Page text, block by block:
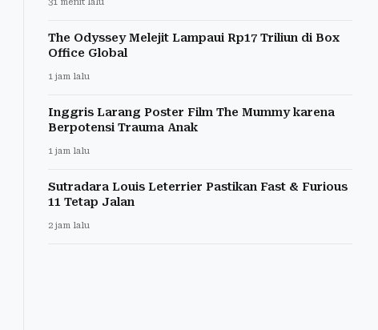
31 menit lalu
The Odyssey Melejit Lampaui Rp17 Triliun di Box
Office Global
1 jam lalu
Inggris Larang Poster Film The Mummy karena
Berpotensi Trauma Anak
1 jam lalu
Sutradara Louis Leterrier Pastikan Fast & Furious
11 Tetap Jalan
2 jam lalu